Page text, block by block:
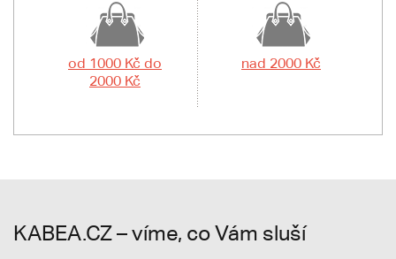
od 1000 Kč do
2000 Kč
nad 2000 Kč
KABEA.CZ – víme, co Vám sluší